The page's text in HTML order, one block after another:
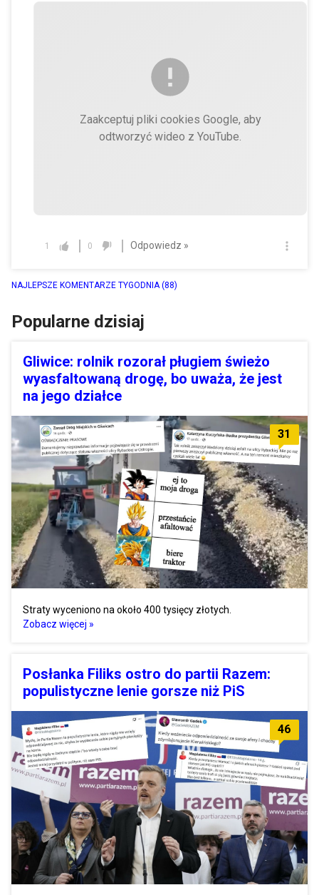
Zaakceptuj pliki cookies Google, aby
odtworzyć wideo z YouTube.
1 0 Odpowiedz »
NAJLEPSZE KOMENTARZE TYGODNIA (88)
Popularne dzisiaj
Gliwice: rolnik rozorał pługiem świeżo
wyasfaltowaną drogę, bo uważa, że jest
na jego działce
31
Straty wyceniono na około 400 tysięcy złotych.
Zobacz więcej »
Posłanka Filiks ostro do partii Razem:
populistyczne lenie gorsze niż PiS
46